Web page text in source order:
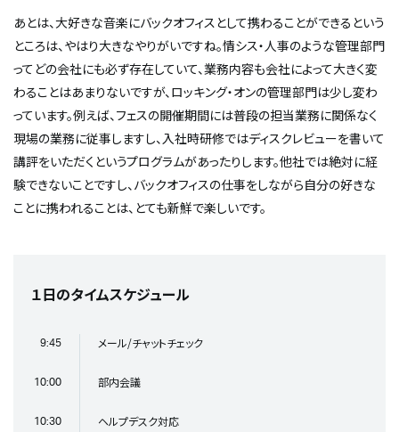
あとは、大好きな音楽にバックオフィスとして携わることができるという
ところは、やはり大きなやりがいですね。情シス・人事のような管理部門
ってどの会社にも必ず存在していて、業務内容も会社によって大きく変
わることはあまりないですが、ロッキング・オンの管理部門は少し変わ
っています。例えば、フェスの開催期間には普段の担当業務に関係なく
現場の業務に従事しますし、入社時研修ではディスクレビューを書いて
講評をいただくというプログラムがあったりします。他社では絶対に経
験できないことですし、バックオフィスの仕事をしながら自分の好きな
ことに携われることは、とても新鮮で楽しいです。
１日のタイムスケジュール
9:45 メール/チャットチェック
10:00 部内会議
10:30 ヘルプデスク対応